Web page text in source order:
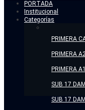
PORTADA
Institucional
Categorías
PRIMERA
PRIMERA
PRIMERA
SUB 17
SUB 17